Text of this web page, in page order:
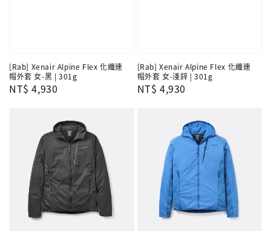
[Rab] Xenair Alpine Flex 化纖連
帽外套 女-黑 | 301g
Regular
NT$ 4,930
[Rab] Xenair Alpine Flex 化纖連
帽外套 女-淺鋅 | 301g
Regular
NT$ 4,930